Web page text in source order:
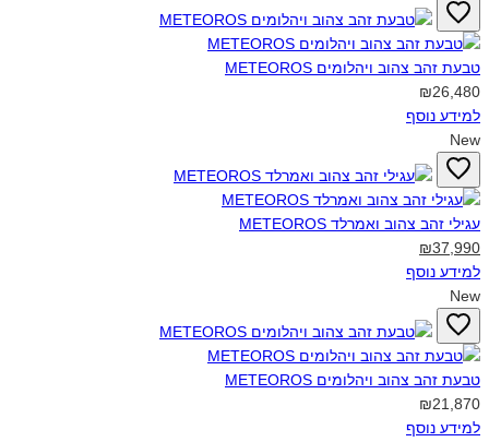
טבעת זהב צהוב ויהלומים METEOROS‎
₪26,480
למידע נוסף
New
עגילי זהב צהוב ואמרלד METEOROS‎
₪37,990
למידע נוסף
New
טבעת זהב צהוב ויהלומים METEOROS‎
₪21,870
למידע נוסף